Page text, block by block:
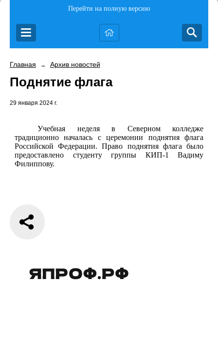
Перейти на полную версию
Главная → Архив новостей
Поднятие флага
29 января 2024 г.
Учебная неделя в Северном колледже
традиционно началась с церемонии поднятия флага
Российской Федерации. Право поднятия флага было
предоставлено студенту группы КИП-1 Вадиму
Филиппову.